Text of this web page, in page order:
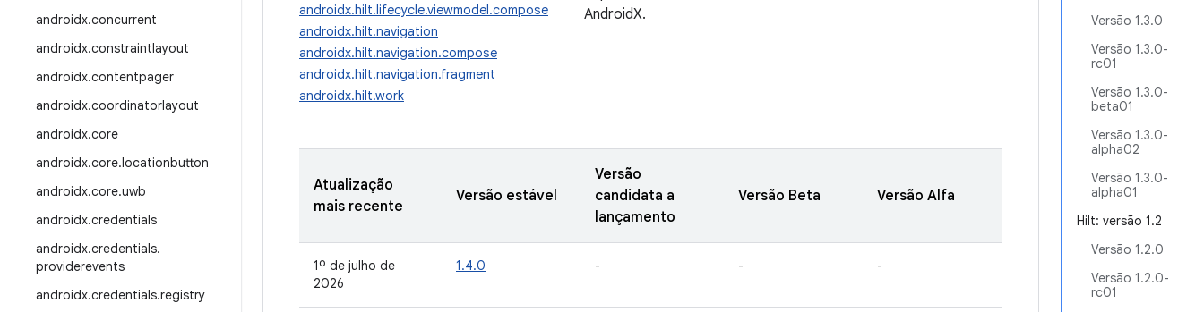
androidx.concurrent
androidx.constraintlayout
androidx.contentpager
androidx.coordinatorlayout
androidx.core
androidx.core.locationbutton
androidx.core.uwb
androidx.credentials
androidx.credentials.
providerevents
androidx.credentials.registry
Versão 1.3.0
Versão 1.3.0-
rc01
Versão 1.3.0-
beta01
Versão 1.3.0-
alpha02
Versão 1.3.0-
alpha01
Hilt: versão 1.2
Versão 1.2.0
Versão 1.2.0-
rc01
androidx.hilt.lifecycle.viewmodel.compose
androidx.hilt.navigation
androidx.hilt.navigation.compose
androidx.hilt.navigation.fragment
androidx.hilt.work
AndroidX.
Atualização
mais recente
Versão estável
Versão
candidata a
lançamento
Versão Beta Versão Alfa
1º de julho de
2026
1.4.0 - - -